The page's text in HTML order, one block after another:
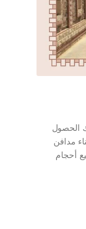
الحصول
مدافن
أحجام